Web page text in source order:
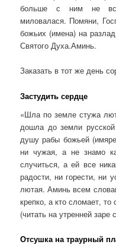
больше с ним не
миловалася. Помяни,
божьих (имена) на
Святого Духа.Аминь.
Заказать в тот же день
Застудить сердце
«Шла по земле стужа
дошла до земли
душу рабы божьей
ни чужая, а не знамо
случиться, а ей все
радости, ни горести, ни
лютая. Аминь всем
крепко, а кто сломает,
(читать на утренней
Отсушка на траурный